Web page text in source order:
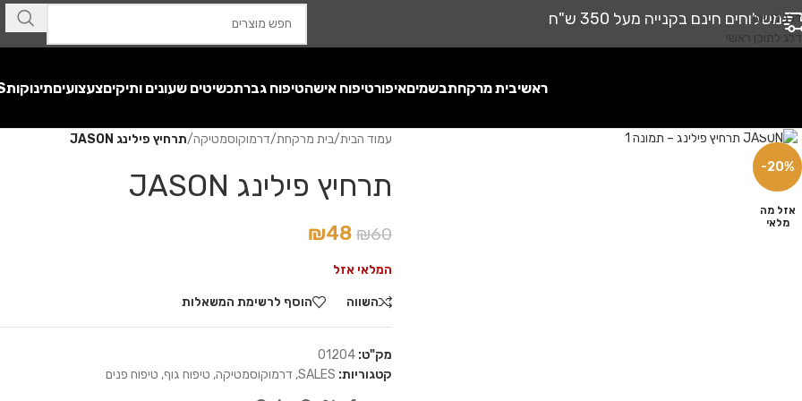
דלג לניווט
דלג לתוכן ראשי
משלוחים חינם בקנייה מעל 350 ש"ח
ראשיבית מרקחתבשמיםאיפורטיפוח אישהטיפוח גברתכשיטים שעונים ותיקיםצעצועיםתינוקות
-20%
אזל מה
מלאי
עמוד הבית/בית מרקחת/דרמוקוסמטיקה/תרחיץ פילינג JASON
תרחיץ פילינג JASON
₪60
₪48
המלאי אזל
השווה הוסף לרשימת המשאלות
מק"ט: 01204
קטגוריות: SALES
, דרמוקוסמטיקה, טיפוח גוף, טיפוח פנים